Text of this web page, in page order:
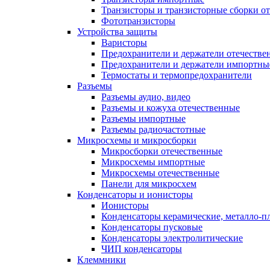
Транзисторы и транзисторные сборки
Фототранзисторы
Устройства защиты
Варисторы
Предохранители и держатели
Предохранители и держатели
Термостаты и термопредохранители
Разъемы
Разъемы аудио, видео
Разъемы и кожуха отечественные
Разъемы импортные
Разъемы радиочастотные
Микросхемы и микросборки
Микросборки отечественные
Микросхемы импортные
Микросхемы отечественные
Панели для микросхем
Конденсаторы и ионисторы
Ионисторы
Конденсаторы керамические, металло-
Конденсаторы пусковые
Конденсаторы электролитические
ЧИП конденсаторы
Клеммники